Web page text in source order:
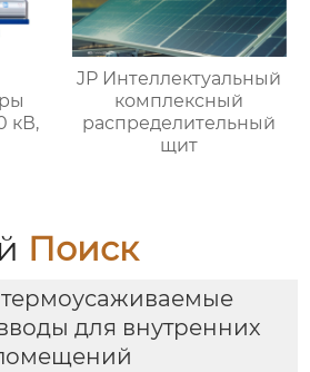
кВ,
JP Интеллектуальный
комплексный
распределительный
щит
Поиск
для внутренних